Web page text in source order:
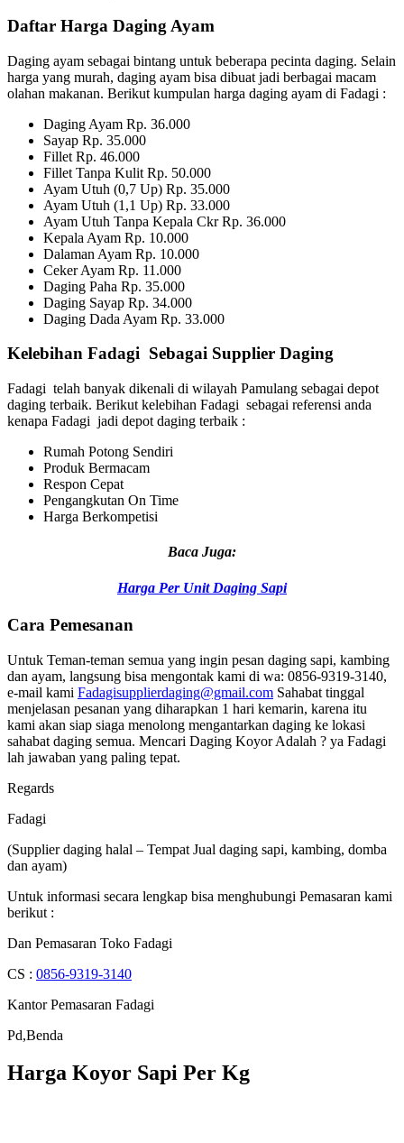
Daftar Harga Daging Ayam
Daging ayam sebagai bintang untuk beberapa pecinta daging. Selain
harga yang murah, daging ayam bisa dibuat jadi berbagai macam
olahan makanan. Berikut kumpulan harga daging ayam di Fadagi :
Daging Ayam Rp. 36.000
Sayap Rp. 35.000
Fillet Rp. 46.000
Fillet Tanpa Kulit Rp. 50.000
Ayam Utuh (0,7 Up) Rp. 35.000
Ayam Utuh (1,1 Up) Rp. 33.000
Ayam Utuh Tanpa Kepala Ckr Rp. 36.000
Kepala Ayam Rp. 10.000
Dalaman Ayam Rp. 10.000
Ceker Ayam Rp. 11.000
Daging Paha Rp. 35.000
Daging Sayap Rp. 34.000
Daging Dada Ayam Rp. 33.000
Kelebihan Fadagi Sebagai Supplier Daging
Fadagi telah banyak dikenali di wilayah Pamulang sebagai depot
daging terbaik. Berikut kelebihan Fadagi sebagai referensi anda
kenapa Fadagi jadi depot daging terbaik :
Rumah Potong Sendiri
Produk Bermacam
Respon Cepat
Pengangkutan On Time
Harga Berkompetisi
Baca Juga:
Harga Per Unit Daging Sapi
Cara Pemesanan
Untuk Teman-teman semua yang ingin pesan daging sapi, kambing
dan ayam, langsung bisa mengontak kami di wa: 0856-9319-3140,
e-mail kami Fadagisupplierdaging@gmail.com Sahabat tinggal
menjelasan pesanan yang diharapkan 1 hari kemarin, karena itu
kami akan siap siaga menolong mengantarkan daging ke lokasi
sahabat daging semua. Mencari Daging Koyor Adalah ? ya Fadagi
lah jawaban yang paling tepat.
Regards
Fadagi
(Supplier daging halal – Tempat Jual daging sapi, kambing, domba
dan ayam)
Untuk informasi secara lengkap bisa menghubungi Pemasaran kami
berikut :
Dan Pemasaran Toko Fadagi
CS : 0856-9319-3140
Kantor Pemasaran Fadagi
Pd,Benda
Harga Koyor Sapi Per Kg